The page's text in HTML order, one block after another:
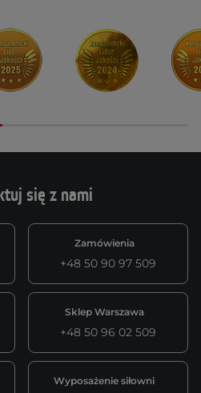
się z nami
Zamówienia
+48 50 90 97 509
Sklep Warszawa
+48 50 96 02 509
Wyposażenie siłowni